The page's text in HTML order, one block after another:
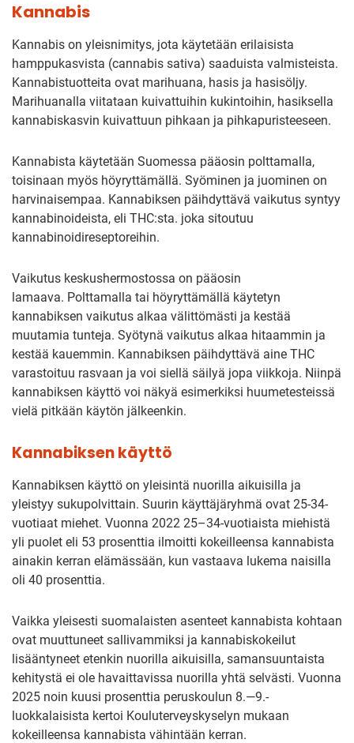
Kannabis
Kannabis on yleisnimitys, jota käytetään erilaisista
hamppukasvista (cannabis sativa) saaduista valmisteista.
Kannabistuotteita ovat marihuana, hasis ja hasisöljy.
Marihuanalla viitataan kuivattuihin kukintoihin, hasiksella
kannabiskasvin kuivattuun pihkaan ja pihkapuristeeseen.
Kannabista käytetään Suomessa pääosin polttamalla,
toisinaan myös höyryttämällä. Syöminen ja juominen on
harvinaisempaa. Kannabiksen päihdyttävä vaikutus syntyy
kannabinoideista, eli THC:sta. joka sitoutuu
kannabinoidireseptoreihin.
Vaikutus keskushermostossa on pääosin
lamaava. Polttamalla tai höyryttämällä käytetyn
kannabiksen vaikutus alkaa välittömästi ja kestää
muutamia tunteja. Syötynä vaikutus alkaa hitaammin ja
kestää kauemmin. Kannabiksen päihdyttävä aine THC
varastoituu rasvaan ja voi siellä säilyä jopa viikkoja. Niinpä
kannabiksen käyttö voi näkyä esimerkiksi huumetesteissä
vielä pitkään käytön jälkeenkin.
Kannabiksen käyttö
Kannabiksen käyttö on yleisintä nuorilla aikuisilla ja
yleistyy sukupolvittain. Suurin käyttäjäryhmä ovat 25-34-
vuotiaat miehet. Vuonna 2022 25–34-vuotiaista miehistä
yli puolet eli 53 prosenttia ilmoitti kokeilleensa kannabista
ainakin kerran elämässään, kun vastaava lukema naisilla
oli 40 prosenttia.
Vaikka yleisesti suomalaisten asenteet kannabista kohtaan
ovat muuttuneet sallivammiksi ja kannabiskokeilut
lisääntyneet etenkin nuorilla aikuisilla, samansuuntaista
kehitystä ei ole havaittavissa nuorilla yhtä selvästi. Vuonna
2025 noin kuusi prosenttia peruskoulun 8.—9.-
luokkalaisista kertoi Kouluterveyskyselyn mukaan
kokeilleensa kannabista vähintään kerran.